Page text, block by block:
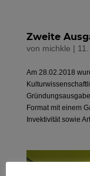
Zweite
von michkle |
Am 28.02.2018
Format mit einem
Invektivität sowie